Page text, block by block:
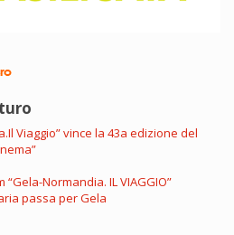
Viaggio” vince la 43a edizione del
Normandia. IL VIAGGIO”
passa per Gela